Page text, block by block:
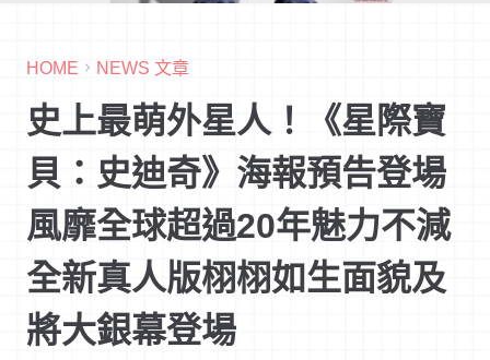
HOME NEWS 文章
史上最萌外星人！《星際寶
貝：史迪奇》海報預告登場
風靡全球超過20年魅力不減
全新真人版栩栩如生面貌及
將大銀幕登場